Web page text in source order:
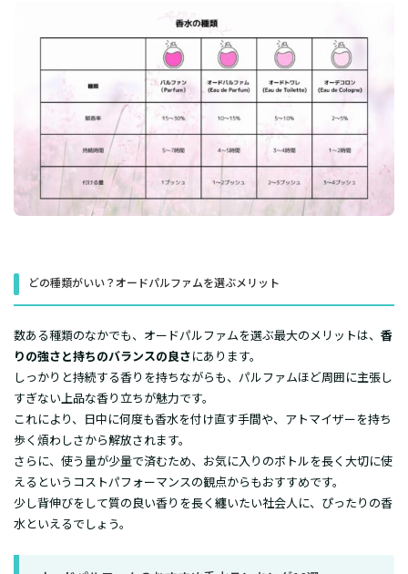
どの種類がいい？オードパルファムを選ぶメリット
数ある種類のなかでも、オードパルファムを選ぶ最大のメリットは、 香
りの強さと持ちのバランスの良さにあります。
しっかりと持続する香りを持ちながらも、パルファムほど周囲に主張し
すぎない上品な香り立ちが魅力です。
これにより、日中に何度も香水を付け直す手間や、アトマイザーを持ち
歩く煩わしさから解放されます。
さらに、使う量が少量で済むため、お気に入りのボトルを長く大切に使
えるというコストパフォーマンスの観点からもおすすめです。
少し背伸びをして質の良い香りを長く纏いたい社会人に、ぴったりの香
水といえるでしょう。